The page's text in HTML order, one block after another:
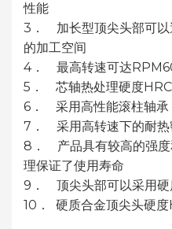
性能
3． 加长型顶尖头部可以
的加工空间
4． 最高转速可达
5． 芯轴热处理硬度
6． 采用高性能滚柱轴承
7． 采用高转速下的耐热
8． 产品具有较高的强度
理保证了使用寿命
9． 顶尖头部可以采用硬
10． 硬质合金顶尖头硬